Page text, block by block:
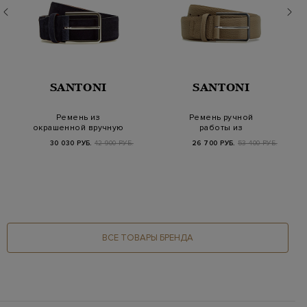
SANTONI
Ремень из
окрашенной вручную
замши с тисненым
логотипо…
30 030 РУБ. 42 900 РУБ.
SANTONI
Ремень ручной
работы из
крупнозернистой
кожи с тиснени…
26 700 РУБ. 53 400 РУБ.
ВСЕ ТОВАРЫ БРЕНДА